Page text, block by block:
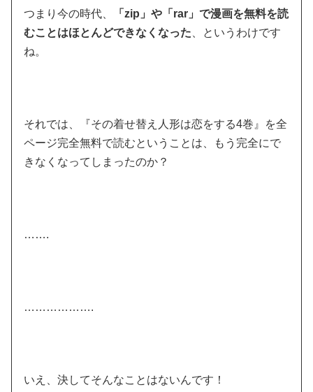
つまり今の時代、
「zip」や「rar」で漫画を無料を読
むことはほとんどできなくなった 、というわけです
ね。
それでは、『その着せ替え人形は恋をする4巻』を全
ページ完全無料で読むということは、もう完全にで
きなくなってしまったのか？
…….
……………….
いえ、決してそんなことはないんです！